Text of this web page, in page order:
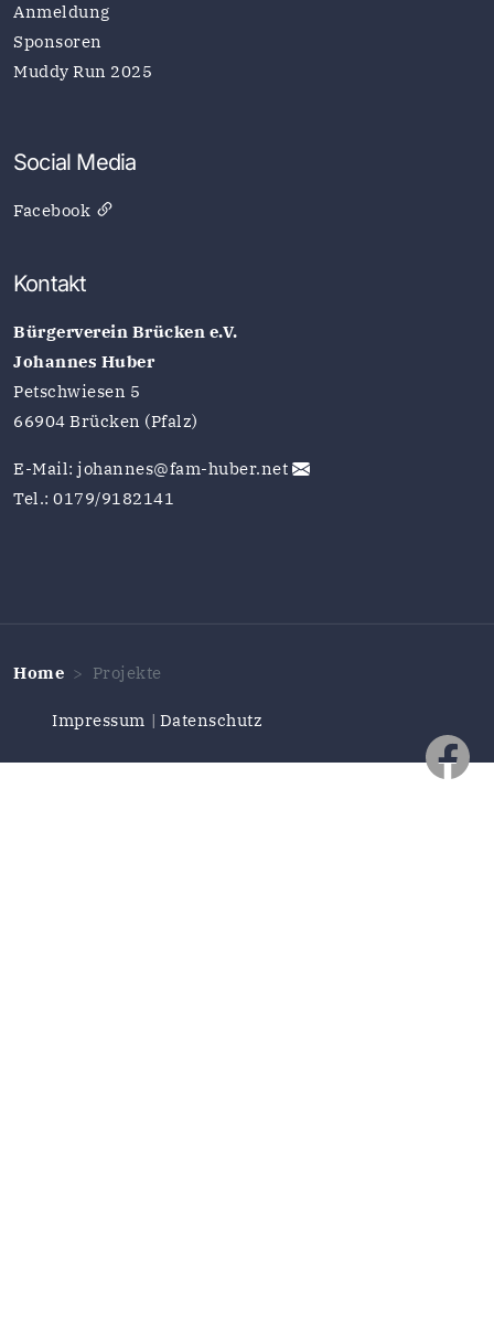
Anmeldung
Sponsoren
Muddy Run 2025
Social Media
Facebook
Kontakt
Bürgerverein Brücken e.V.
Johannes Huber
Petschwiesen 5
66904 Brücken (Pfalz)
E-Mail: johannes@fam-huber.net
Tel.: 0179/9182141
Home Projekte
Impressum Datenschutz